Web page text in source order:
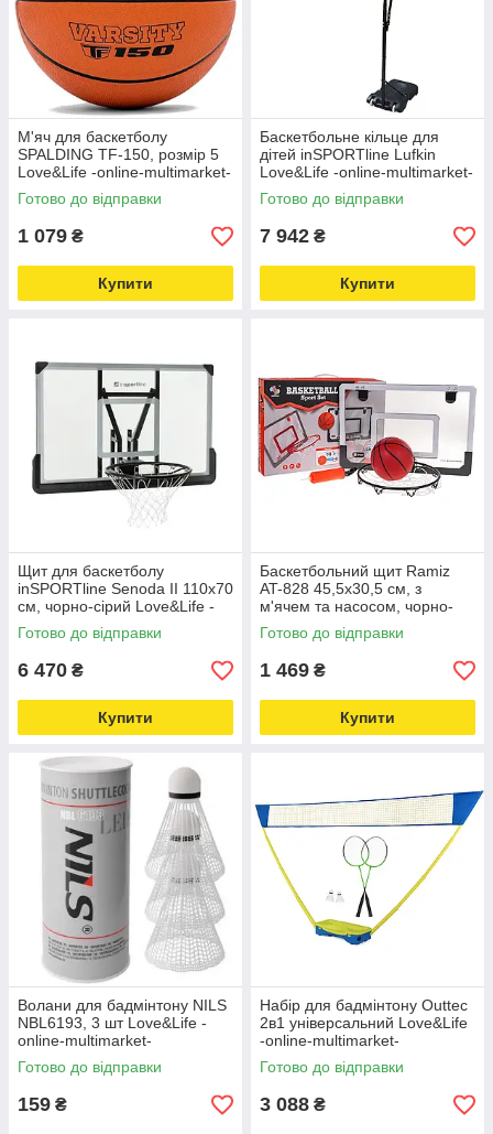
М'яч для баскетболу
SPALDING TF-150, розмір 5
Love&Life -online-multimarket-
Готово до відправки
1 079 ₴
Купити
Баскетбольне кільце для
дітей inSPORTline Lufkin
Love&Life -online-multimarket-
Готово до відправки
7 942 ₴
Купити
Щит для баскетболу
inSPORTline Senoda II 110x70
см, чорно-сірий Love&Life -
online-multimarket-
Готово до відправки
6 470 ₴
Купити
Баскетбольний щит Ramiz
AT-828 45,5x30,5 см, з
м'ячем та насосом, чорно-
сірий комплект Love&Life -
online-multimarket-
Готово до відправки
1 469 ₴
Купити
Волани для бадмінтону NILS
NBL6193, 3 шт Love&Life -
online-multimarket-
Готово до відправки
159 ₴
Набір для бадмінтону Outtec
2в1 універсальний Love&Life
-online-multimarket-
Готово до відправки
3 088 ₴